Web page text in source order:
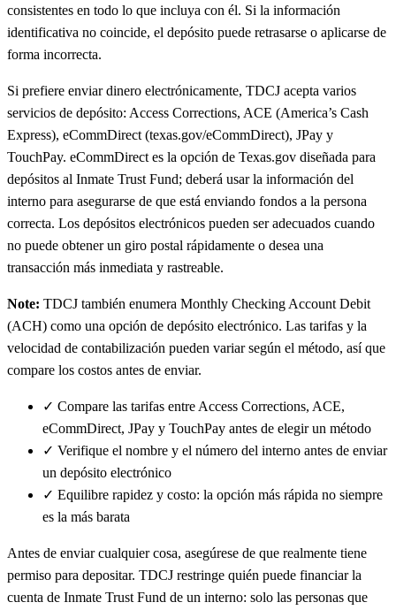
consistentes en todo lo que incluya con él. Si la información
identificativa no coincide, el depósito puede retrasarse o aplicarse de
forma incorrecta.
Si prefiere enviar dinero electrónicamente, TDCJ acepta varios
servicios de depósito: Access Corrections, ACE (America’s Cash
Express), eCommDirect (texas.gov/eCommDirect), JPay y
TouchPay. eCommDirect es la opción de Texas.gov diseñada para
depósitos al Inmate Trust Fund; deberá usar la información del
interno para asegurarse de que está enviando fondos a la persona
correcta. Los depósitos electrónicos pueden ser adecuados cuando
no puede obtener un giro postal rápidamente o desea una
transacción más inmediata y rastreable.
Note: TDCJ también enumera Monthly Checking Account Debit
(ACH) como una opción de depósito electrónico. Las tarifas y la
velocidad de contabilización pueden variar según el método, así que
compare los costos antes de enviar.
✓ Compare las tarifas entre Access Corrections, ACE,
eCommDirect, JPay y TouchPay antes de elegir un método
✓ Verifique el nombre y el número del interno antes de enviar
un depósito electrónico
✓ Equilibre rapidez y costo: la opción más rápida no siempre
es la más barata
Antes de enviar cualquier cosa, asegúrese de que realmente tiene
permiso para depositar. TDCJ restringe quién puede financiar la
cuenta de Inmate Trust Fund de un interno: solo las personas que